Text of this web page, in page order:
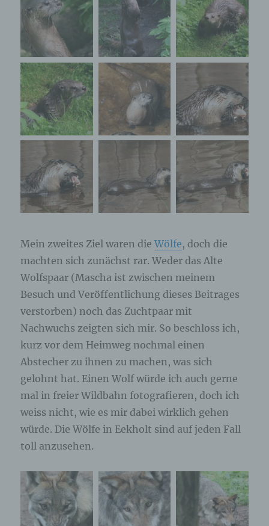
Mein zweites Ziel waren dieWölfe, doch die
machten sich zunächst rar. Weder das Alte
Wolfspaar (Mascha ist zwischen meinem
Besuch und Veröffentlichung dieses Beitrages
verstorben) noch das Zuchtpaar mit
Nachwuchs zeigten sich mir. So beschloss ich,
kurz vor dem Heimweg nochmal einen
Abstecher zu ihnen zu machen, was sich
gelohnt hat. Einen Wolf würde ich auch gerne
mal in freier Wildbahn fotografieren, doch ich
weiss nicht, wie es mir dabei wirklich gehen
würde. Die Wölfe in Eekholt sind auf jeden Fall
toll anzusehen.